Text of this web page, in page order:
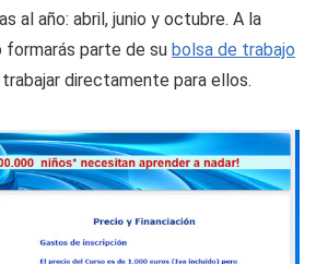
al año: abril, junio y octubre. A la
formarás parte de su bolsa de trabajo
directamente para ellos.